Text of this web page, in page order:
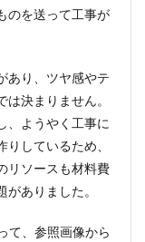
のを送って工事が
あり、ツヤ感やテ
決まりません。
、ようやく工事に
しているため、
リソースも材料費
ありました。
て、参照画像から